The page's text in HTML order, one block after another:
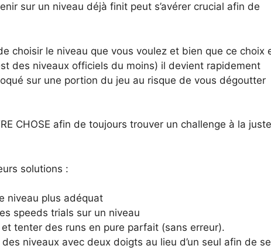
sur un niveau déjà finit peut s’avérer crucial afin de
choisir le niveau que vous voulez et bien que ce choix
des niveaux officiels du moins) il devient rapidement
sur une portion du jeu au risque de vous dégoutter
CHOSE afin de toujours trouver un challenge à la juste
solutions :
niveau plus adéquat
speeds trials sur un niveau
tenter des runs en pure parfait (sans erreur).
niveaux avec deux doigts au lieu d’un seul afin de se